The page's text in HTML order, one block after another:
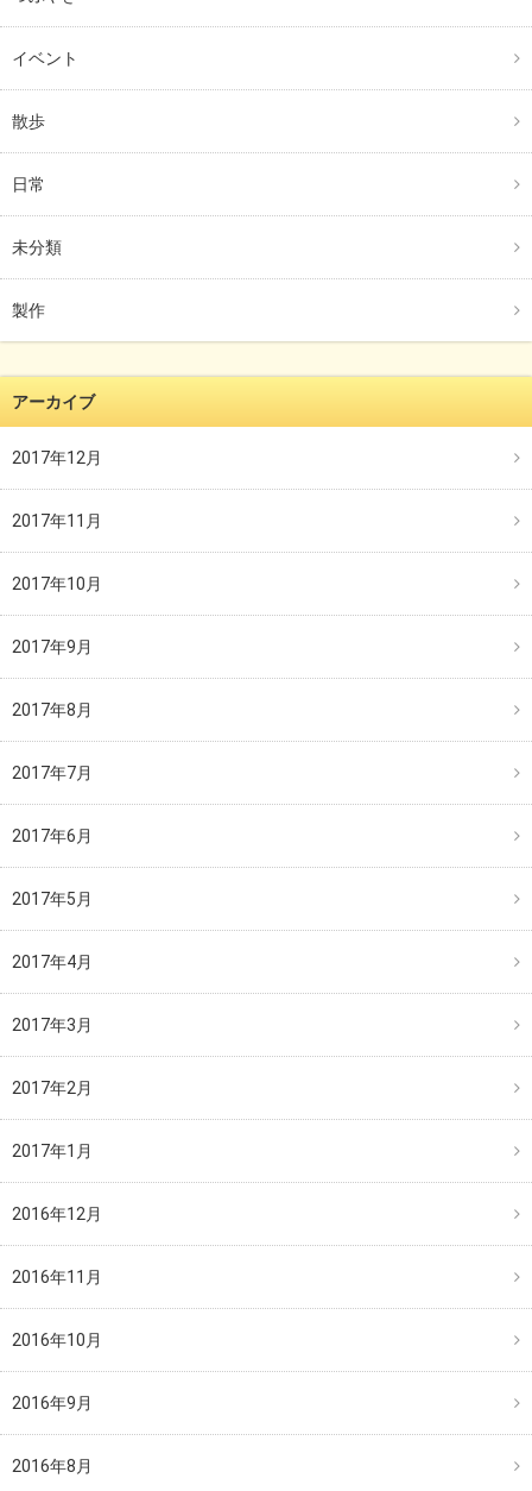
イベント
散歩
日常
未分類
製作
アーカイブ
2017年12月
2017年11月
2017年10月
2017年9月
2017年8月
2017年7月
2017年6月
2017年5月
2017年4月
2017年3月
2017年2月
2017年1月
2016年12月
2016年11月
2016年10月
2016年9月
2016年8月